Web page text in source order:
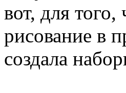
вот, для
рисование в
создала